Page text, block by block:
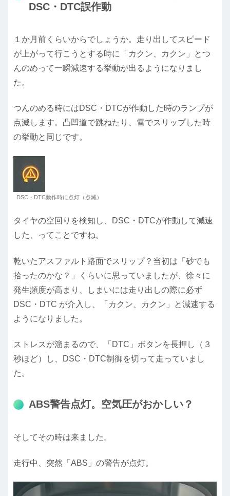
DSC・DTC誤作動
１か月前くらいからでしょうか。走り出してスピード
が上がって行こうとする時に「カクン、カクン」とつ
んのめって一瞬減速する挙動が出るようになりまし
た。
つんのめる時にはDSC・DTCが作動した時のランプが
点滅します。凸凹道で跳ねたり、雪でスリップした時
の挙動と同じです。
DSC・DTC動作時に点灯（点滅）
タイヤの空回りを検知し、DSC・DTCが作動して減速
した、ってことですね。
乾いたアスファルト路面でスリップ？当初は「砂でも
拾ったのかな？」くらいに思っていましたが、徐々に
発生頻度が高まり、しまいには走り出しの際に必ず
DSC・DTC が介入し、「カクン、カクン」と減速する
ようになりました。
ストレスが溜まるので、「DTC」ボタンを長押し（３
秒ほど）し、DSC・DTC制御を切って走っていまし
た。
ABS警告点灯。空気圧がおかしい？
そしてその時は来ました。
走行中、突然「ABS」の警告が点灯。